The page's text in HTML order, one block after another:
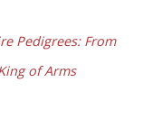
Pedigrees: From
of Arms